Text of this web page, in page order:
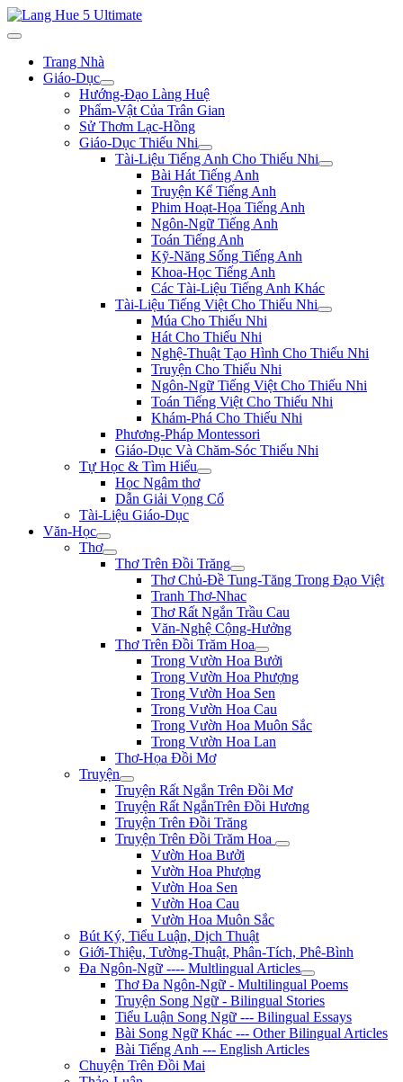
Trang Nhà
Giáo-Dục
Hướng-Đạo Làng Huệ
Phẩm-Vật Của Trân Gian
Sử Thơm Lạc-Hồng
Giáo-Dục Thiếu Nhi
Tài-Liệu Tiếng Anh Cho Thiếu Nhi
Bài Hát Tiếng Anh
Truyện Kể Tiếng Anh
Phim Hoạt-Họa Tiếng Anh
Ngôn-Ngữ Tiếng Anh
Toán Tiếng Anh
Kỹ-Năng Sống Tiếng Anh
Khoa-Học Tiếng Anh
Các Tài-Liệu Tiếng Anh Khác
Tài-Liệu Tiếng Việt Cho Thiếu Nhi
Múa Cho Thiếu Nhi
Hát Cho Thiếu Nhi
Nghệ-Thuật Tạo Hình Cho Thiếu Nhi
Truyện Cho Thiếu Nhi
Ngôn-Ngữ Tiếng Việt Cho Thiếu Nhi
Toán Tiếng Việt Cho Thiếu Nhi
Khám-Phá Cho Thiếu Nhi
Phương-Pháp Montessori
Giáo-Dục Và Chăm-Sóc Thiếu Nhi
Tự Học & Tìm Hiểu
Học Ngâm thơ
Dẫn Giải Vọng Cổ
Tài-Liệu Giáo-Dục
Văn-Học
Thơ
Thơ Trên Đồi Trăng
Thơ Chủ-Đề Tung-Tăng Trong Đạo Việt
Tranh Thơ-Nhac
Thơ Rất Ngắn Trầu Cau
Văn-Nghệ Cộng-Hưởng
Thơ Trên Đồi Trăm Hoa
Trong Vườn Hoa Bưởi
Trong Vườn Hoa Phượng
Trong Vườn Hoa Sen
Trong Vườn Hoa Cau
Trong Vườn Hoa Muôn Sắc
Trong Vườn Hoa Lan
Thơ-Họa Đồi Mơ
Truyện
Truyện Rất Ngắn Trên Đồi Mơ
Truyện Rất NgắnTrên Đồi Hương
Truyện Trên Đồi Trăng
Truyện Trên Đồi Trăm Hoa
Vườn Hoa Bưởi
Vườn Hoa Phượng
Vườn Hoa Sen
Vườn Hoa Cau
Vườn Hoa Muôn Sắc
Bút Ký, Tiểu Luận, Dịch Thuật
Giới-Thiệu, Tường-Thuật, Phân-Tích, Phê-Bình
Đa Ngôn-Ngữ ---- Multlingual Articles
Thơ Đa Ngôn-Ngữ - Multilingual Poems
Truyện Song Ngữ - Bilingual Stories
Tiểu Luận Song Ngữ --- Bilingual Essays
Bài Song Ngữ Khác --- Other Bilingual Articles
Bài Tiếng Anh --- English Articles
Chuyện Trên Đồi Mai